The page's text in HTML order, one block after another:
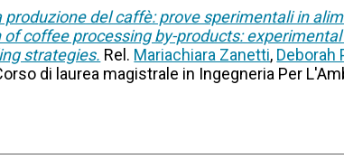
del caffè: prove sperimentali in
coffee processing by-products:
strategies. Rel. Mariachiara Zanetti, Deborah
di laurea magistrale in Ingegneria Per